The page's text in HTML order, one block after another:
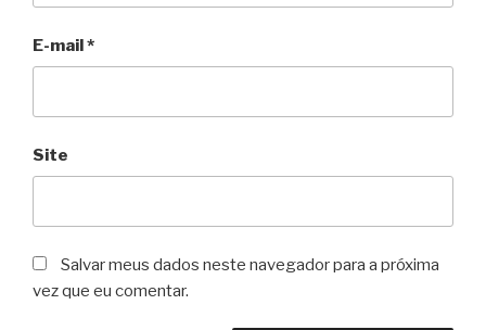
E-mail*
Site
Salvar meus dados neste navegador para a próxima
vez que eu comentar.